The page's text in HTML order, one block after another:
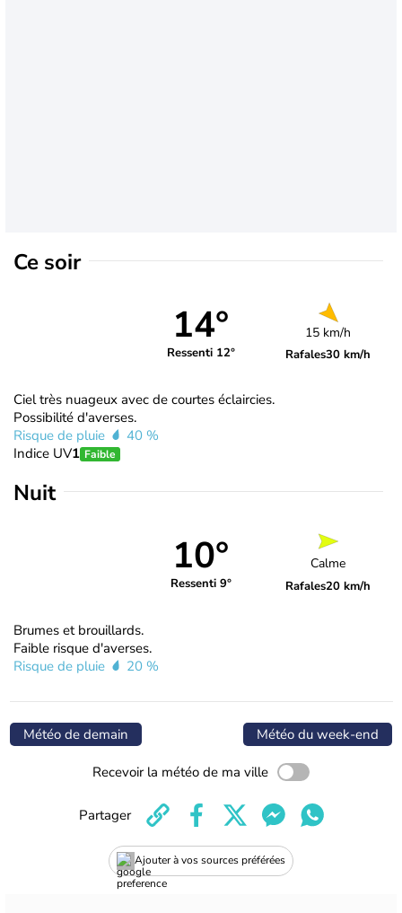
Ce soir
14°
Ressenti 12°
15 km/h
Rafales30 km/h
Ciel très nuageux avec de courtes éclaircies.
Possibilité d'averses.
Risque de pluie
40 %
Indice UV1 Faible
Nuit
10°
Ressenti 9°
Calme
Rafales20 km/h
Brumes et brouillards.
Faible risque d'averses.
Risque de pluie
20 %
Météo de demain Météo du week-end
Recevoir la météo de ma ville
Ajouter à vos sources préférées
Partager